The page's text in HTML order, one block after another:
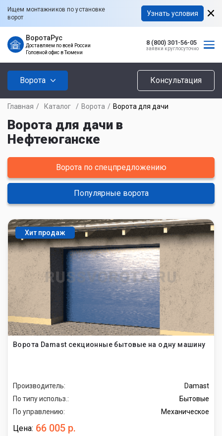
Ищем монтажников по установке
ворот
Узнать условия
ВоротаРус
Доставляем по всей России
Головной офис в Тюмени
8 (800) 301-56-05
заявки круглосуточно
Ворота Консультация
Главная / Каталог / Ворота / Ворота для дачи
Ворота для дачи в
Нефтеюганске
Ворота по спецпредложению
Популярные ворота
Хит продаж
Ворота Damast секционные бытовые на одну машину
Производитель:
Damast
По типу использ.:
Бытовые
По управлению:
Механическое
Цена: 66 005 р.